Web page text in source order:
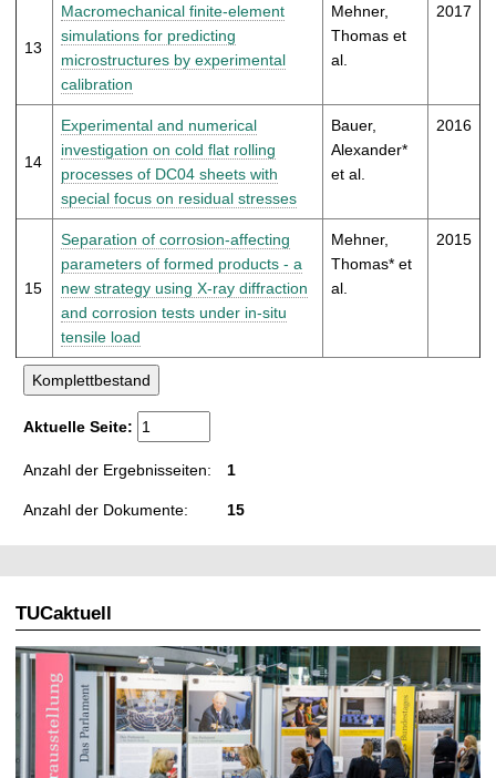
13
Macromechanical finite-element
simulations for predicting
microstructures by experimental
calibration
Mehner,
Thomas et
al.
2017
14
Experimental and numerical
investigation on cold flat rolling
processes of DC04 sheets with
special focus on residual stresses
Bauer,
Alexander*
et al.
2016
15
Separation of corrosion-affecting
parameters of formed products - a
new strategy using X-ray diffraction
and corrosion tests under in-situ
tensile load
Mehner,
Thomas* et
al.
2015
Aktuelle Seite:
Anzahl der Ergebnisseiten: 1
Anzahl der Dokumente: 15
TUCaktuell